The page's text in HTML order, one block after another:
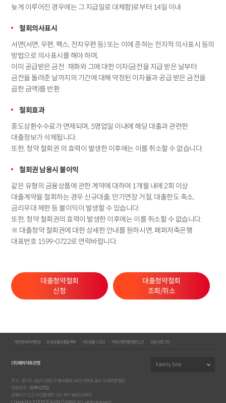
늦게 이루어진 경우에는 그 지급일로 대체함)로부터 14일 이내
철회의사표시
서면(서면, 우편, 팩스, 전자우편 등) 또는 이에 준하는 전자적 의사표시 등의
방법으로 의사표시를 해야 하며,
이미 공급받은 금전·재화와 그에 대한 이자(금전을 지급 받은 날부터
금전을 돌려준 날까지의 기간에 대해 약정된 이자율과 공급 받은 금전을
곱한 금액)를 반환
철회효과
중도상환수수료가 면제되며, 5영업일 이내에 해당 대출과 관련한
대출정보가 삭제됩니다.
또한, 청약 철회권 의 효력이 발생한 이후에는 이를 취소할 수 없습니다.
철회권 남용시 불이익
같은 유형의 금융상품에 관한 계약에 대하여 1개월 내에 2회 이상
대출계약을 철회하는 경우 신규대출, 만기연장 거절, 대출한도 축소,
금리우대 제한 등 불이익이 발생할 수 있습니다.
또한, 청약 철회권의 효력이 발생한 이후에는 이를 취소할 수 없습니다.
※ 대출청약 철회권에 대한 상세한 안내를 원하시면, 페퍼저축은행
대표번호 1599-0722로 연락바랍니다.
대출청약철회
신청
대출청약철회
조회/취소
개인정보처리방침 보호금융상품등록부 서민금융 1332 저축은행위법행위신고 상담사로그인
(주)페퍼저축은행
주소 : 경기도 성남시 분당구 황새울로 340(서현동 262-1) 페퍼존빌딩
대표번호 : 1599-0722
금융사기 신고 야간콜센터 : 02-397-8600, 8800